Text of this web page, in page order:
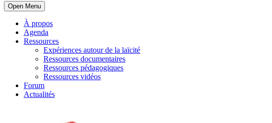
Open Menu
À propos
Agenda
Ressources
Expériences autour de la laïcité
Ressources documentaires
Ressources pédagogiques
Ressources vidéos
Forum
Actualités